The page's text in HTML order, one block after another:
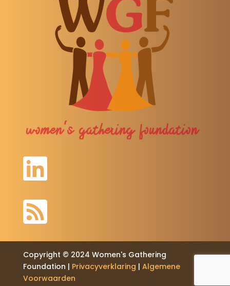


Copyright © 2024 Women's Gathering
Foundation | Privacyverklaring | Algemene
Voorwaarden